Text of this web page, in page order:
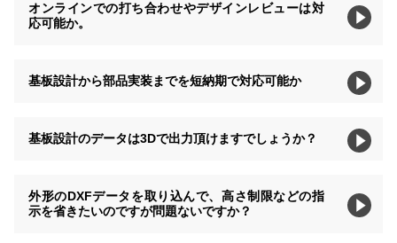
オンラインでの打ち合わせやデザインレビューは対
応可能か。
基板設計から部品実装までを短納期で対応可能か
基板設計のデータは3Dで出力頂けますでしょうか？
外形のDXFデータを取り込んで、高さ制限などの指
示を省きたいのですが問題ないですか？